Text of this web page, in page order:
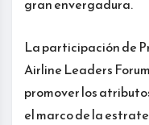
gran envergadura.
La participación de
Airline Leaders
promover los
el marco de la